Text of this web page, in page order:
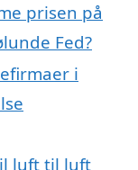
prisen på
Fed?
i
luft til luft